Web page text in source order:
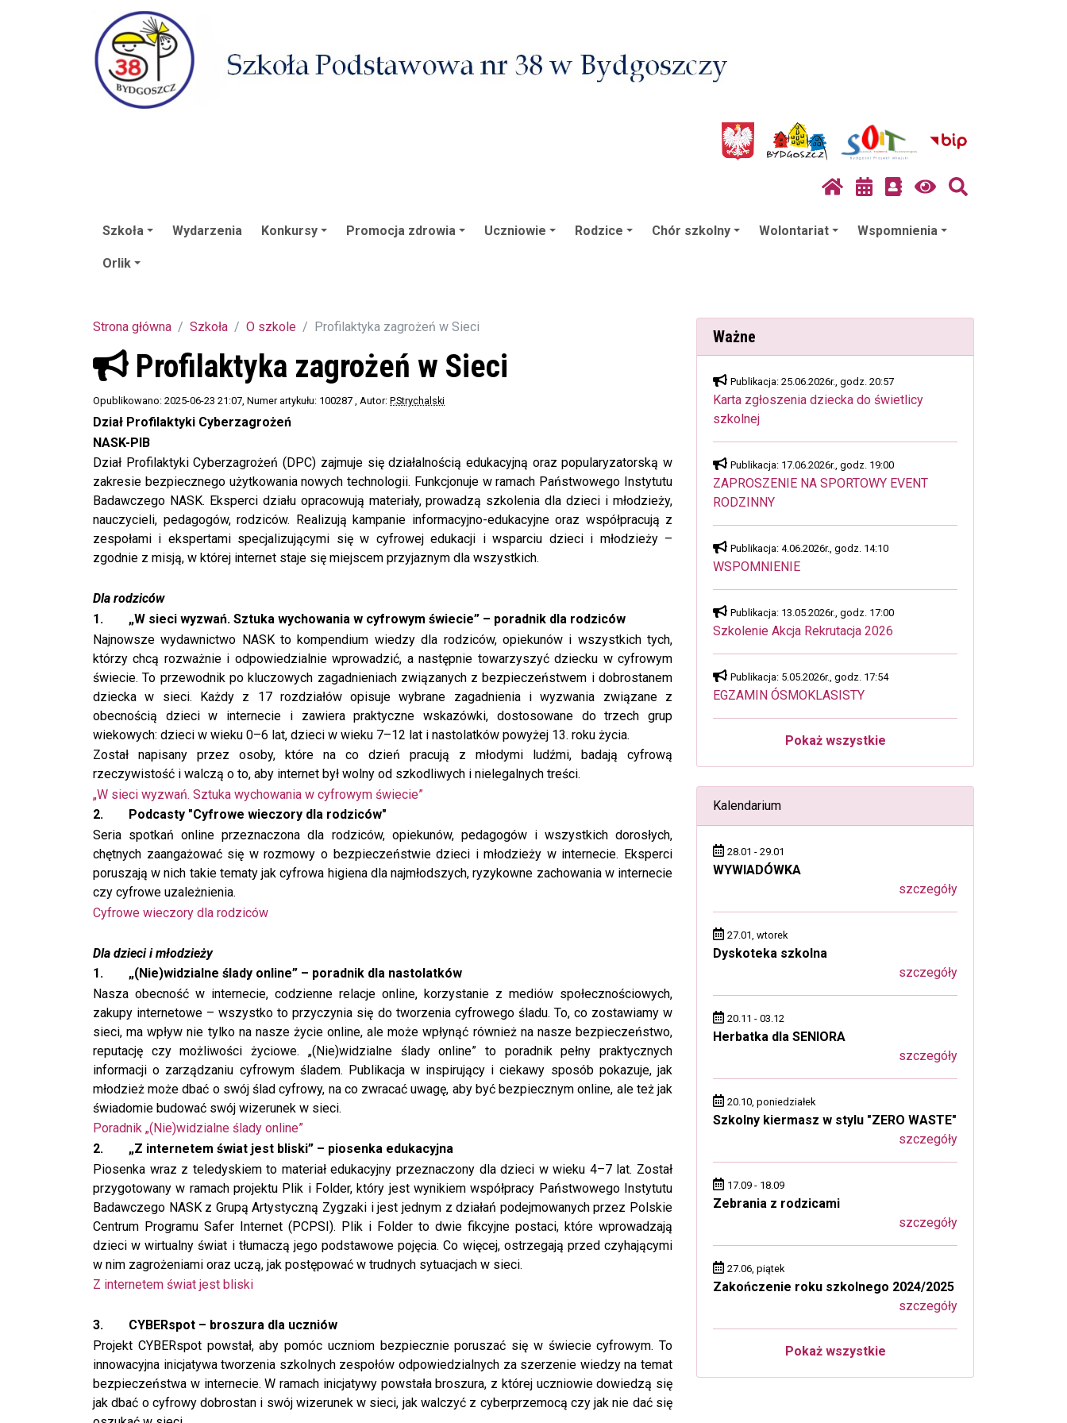
Szkoła Wydarzenia Konkursy Promocja zdrowia Uczniowie Rodzice Chór szkolny Wolontariat Wspomnienia
Orlik
Strona główna Szkoła O szkole Profilaktyka zagrożeń w Sieci
Profilaktyka zagrożeń w Sieci
Opublikowano: 2025-06-23 21:07 , Numer artykułu: 100287 , Autor: P.Strychalski
Dział Profilaktyki Cyberzagrożeń
NASK-PIB
Dział Profilaktyki Cyberzagrożeń (DPC) zajmuje się działalnością edukacyjną oraz popularyzatorską w
zakresie bezpiecznego użytkowania nowych technologii. Funkcjonuje w ramach Państwowego Instytutu
Badawczego NASK. Eksperci działu opracowują materiały, prowadzą szkolenia dla dzieci i młodzieży,
nauczycieli, pedagogów, rodziców. Realizują kampanie informacyjno-edukacyjne oraz współpracują z
zespołami i ekspertami specjalizującymi się w cyfrowej edukacji i wsparciu dzieci i młodzieży –
zgodnie z misją, w której internet staje się miejscem przyjaznym dla wszystkich.
Dla rodziców
1. „W sieci wyzwań. Sztuka wychowania w cyfrowym świecie” – poradnik dla rodziców
Najnowsze wydawnictwo NASK to kompendium wiedzy dla rodziców, opiekunów i wszystkich tych,
którzy chcą rozważnie i odpowiedzialnie wprowadzić, a następnie towarzyszyć dziecku w cyfrowym
świecie. To przewodnik po kluczowych zagadnieniach związanych z bezpieczeństwem i dobrostanem
dziecka w sieci. Każdy z 17 rozdziałów opisuje wybrane zagadnienia i wyzwania związane z
obecnością dzieci w internecie i zawiera praktyczne wskazówki, dostosowane do trzech grup
wiekowych: dzieci w wieku 0–6 lat, dzieci w wieku 7–12 lat i nastolatków powyżej 13. roku życia.
Został napisany przez osoby, które na co dzień pracują z młodymi ludźmi, badają cyfrową
rzeczywistość i walczą o to, aby internet był wolny od szkodliwych i nielegalnych treści.
„W sieci wyzwań. Sztuka wychowania w cyfrowym świecie”
2.
Podcasty "Cyfrowe wieczory dla rodziców"
Seria spotkań online przeznaczona dla rodziców, opiekunów, pedagogów i wszystkich dorosłych,
chętnych zaangażować się w rozmowy o bezpieczeństwie dzieci i młodzieży w internecie. Eksperci
poruszają w nich takie tematy jak cyfrowa higiena dla najmłodszych, ryzykowne zachowania w internecie
czy cyfrowe uzależnienia.
Cyfrowe wieczory dla rodziców
Dla dzieci i młodzieży
1. „(Nie)widzialne ślady online” – poradnik dla nastolatków
Nasza obecność w internecie, codzienne relacje online, korzystanie z mediów społecznościowych,
zakupy internetowe – wszystko to przyczynia się do tworzenia cyfrowego śladu. To, co zostawiamy w
sieci, ma wpływ nie tylko na nasze życie online, ale może wpłynąć również na nasze bezpieczeństwo,
reputację czy możliwości życiowe. „(Nie)widzialne ślady online” to poradnik pełny praktycznych
informacji o zarządzaniu cyfrowym śladem. Publikacja w inspirujący i ciekawy sposób pokazuje, jak
młodzież może dbać o swój ślad cyfrowy, na co zwracać uwagę, aby być bezpiecznym online, ale też jak
świadomie budować swój wizerunek w sieci.
Poradnik „(Nie)widzialne ślady online”
2. „Z internetem świat jest bliski” – piosenka edukacyjna
Piosenka wraz z teledyskiem to materiał edukacyjny przeznaczony dla dzieci w wieku 4–7 lat. Został
przygotowany w ramach projektu Plik i Folder, który jest wynikiem współpracy Państwowego Instytutu
Badawczego NASK z Grupą Artystyczną Zygzaki i jest jednym z działań podejmowanych przez Polskie
Centrum Programu Safer Internet (PCPSI). Plik i Folder to dwie fikcyjne postaci, które wprowadzają
dzieci w wirtualny świat i tłumaczą jego podstawowe pojęcia. Co więcej, ostrzegają przed czyhającymi
w nim zagrożeniami oraz uczą, jak postępować w trudnych sytuacjach w sieci.
Z internetem świat jest bliski
3. CYBERspot – broszura dla uczniów
Projekt CYBERspot powstał, aby pomóc uczniom bezpiecznie poruszać się w świecie cyfrowym. To
innowacyjna inicjatywa tworzenia szkolnych zespołów odpowiedzialnych za szerzenie wiedzy na temat
bezpieczeństwa w internecie. W ramach inicjatywy powstała broszura, z której uczniowie dowiedzą się
jak dbać o cyfrowy dobrostan i swój wizerunek w sieci, jak walczyć z cyberprzemocą czy jak nie dać się
Ważne
Publikacja: 25.06.2026r., godz. 20:57
Karta zgłoszenia dziecka do świetlicy
szkolnej
Publikacja: 17.06.2026r., godz. 19:00
ZAPROSZENIE NA SPORTOWY EVENT
RODZINNY
Publikacja: 4.06.2026r., godz. 14:10
WSPOMNIENIE
Publikacja: 13.05.2026r., godz. 17:00
Szkolenie Akcja Rekrutacja 2026
Publikacja: 5.05.2026r., godz. 17:54
EGZAMIN ÓSMOKLASISTY
Pokaż wszystkie
Kalendarium
28.01 - 29.01
WYWIADÓWKA
szczegóły
27.01, wtorek
Dyskoteka szkolna
szczegóły
20.11 - 03.12
Herbatka dla SENIORA
szczegóły
20.10, poniedziałek
Szkolny kiermasz w stylu "ZERO WASTE"
szczegóły
17.09 - 18.09
Zebrania z rodzicami
szczegóły
27.06, piątek
Zakończenie roku szkolnego 2024/2025
szczegóły
Pokaż wszystkie